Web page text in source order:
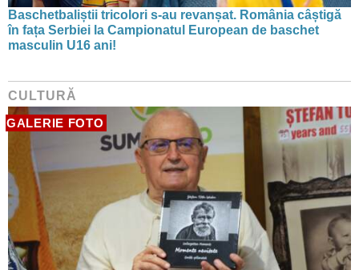
Baschetbaliștii tricolori s-au revanșat. România câștigă
în fața Serbiei la Campionatul European de baschet
masculin U16 ani!
CULTURĂ
GALERIE FOTO